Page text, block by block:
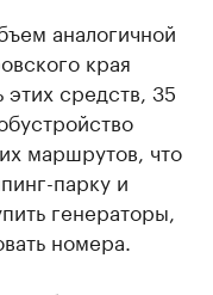
аналогичной
края
средств, 35
маршрутов, что
парку и
генераторы,
номера.